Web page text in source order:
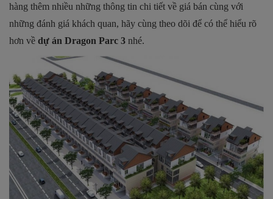
hàng thêm nhiều những thông tin chi tiết về giá bán cùng với
những đánh giá khách quan, hãy cùng theo dõi để có thể hiểu rõ
hơn về dự án Dragon Parc 3 nhé.